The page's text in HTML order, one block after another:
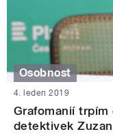
Osobnost
4. leden 2019
Grafomanií
detektivek